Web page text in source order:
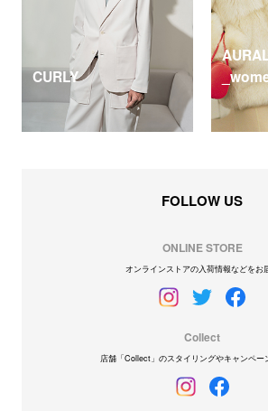
CURLY
FOLLOW US
ONLINE STORE
オンラインストアの入荷情報などをお
Collect
店舗「Collect」のスタイリングやキャンペー